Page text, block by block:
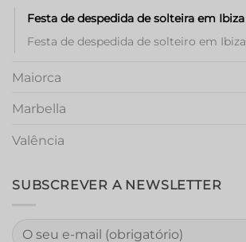
Festa de despedida de solteira em Ibiza
Festa de despedida de solteiro em Ibiza
Maiorca
Marbella
Valência
SUBSCREVER A NEWSLETTER